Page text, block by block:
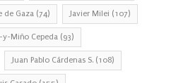
de Gaza (74) Javier Milei (107)
y-Miño Cepeda (93)
Juan Pablo Cárdenas S. (108)